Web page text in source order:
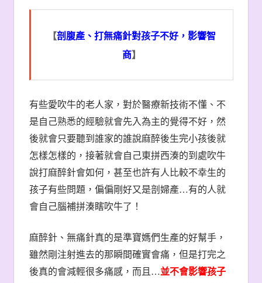
【剖腹產、打無痛針對孩子不好，影響智
商】
有些愛吹牛的老人家，對於醫療新技術不懂、不
是自己熟悉的經驗就會先入為主的覺得不好，然
後就會只要聽到誰家的誰說麻醉後生完小孩後就
怎樣怎樣的，接著就會自己東拼西湊的到處吹牛
說打麻醉針會如何，甚至也許有人比較不幸生的
孩子有些問題，偏偏剛好又是剖婦產…有的人就
會自己腦補拼湊瞎吹牛了！
麻醉針、無痛針真的是準寶媽們生產的好幫手，
雖然剛注射進去的那瞬間確實會痛，但是打完之
後真的會減輕很多痛感，而且 …並不會影響孩子